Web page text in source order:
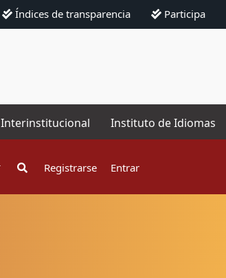
Índices de transparencia Participa
Interinstitucional Instituto de Idiomas
Registrarse Entrar